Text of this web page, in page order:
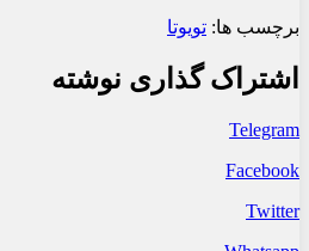
برچسب ها: تویوتا
اشتراک گذاری نوشته
Telegram
Facebook
Twitter